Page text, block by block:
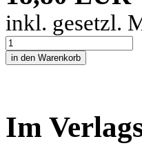
inkl. gesetzl.
Im